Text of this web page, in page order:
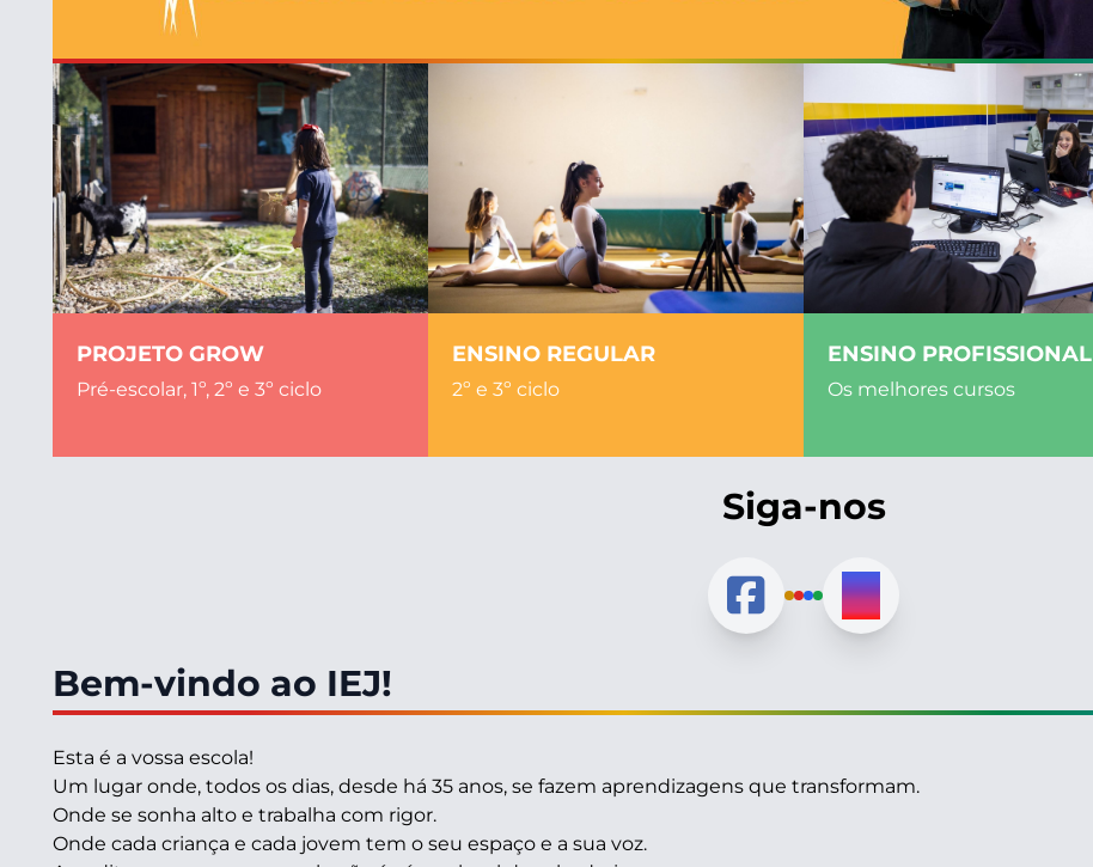
PROJETO GROW
Pré-escolar, 1º, 2º e 3º ciclo
ENSINO REGULAR
2º e 3º ciclo
ENSINO PROFISSIONAL
Os melhores cursos
Siga-nos
Bem-vindo ao IEJ!
Esta é a vossa escola!
Um lugar onde, todos os dias, desde há 35 anos, se fazem aprendizagens que transformam.
Onde se sonha alto e trabalha com rigor.
Onde cada criança e cada jovem tem o seu espaço e a sua voz.